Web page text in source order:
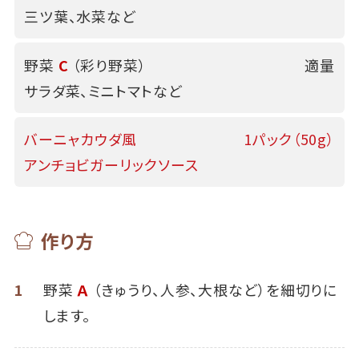
三ツ葉、水菜など
野菜 C （彩り野菜）
サラダ菜、ミニトマトなど
適量
バーニャカウダ風
アンチョビガーリックソース
1パック（50g）
作り方
1 野菜 Ａ （きゅうり、人参、大根など）を細切りに
します。